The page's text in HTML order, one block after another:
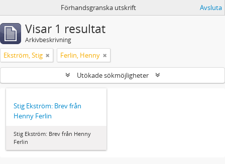
Förhandsgranska utskrift Avsluta
Visar 1 resultat
Arkivbeskrivning
Ekström, Stig Ferlin, Henny
Utökade sökmöjligheter
Stig Ekström: Brev från
Henny Ferlin
Stig Ekström: Brev från Henny
Ferlin